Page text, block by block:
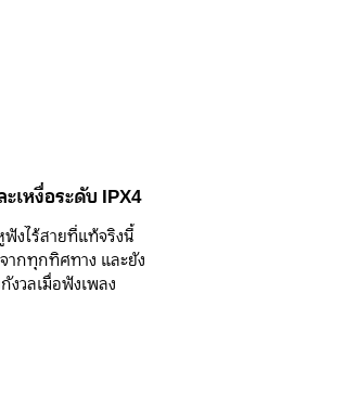
เหงื่อระดับ IPX4
งไร้สายที่แท้จริงนี้
ากทุกทิศทาง และยัง
วลเมื่อฟังเพลง